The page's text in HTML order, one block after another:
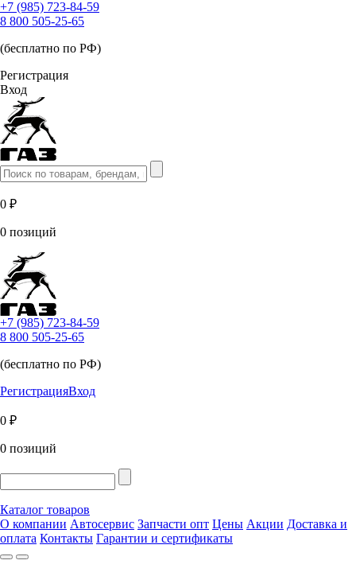
+7 (985) 723-84-59
8 800 505-25-65
(бесплатно по РФ)
Регистрация
Вход
0 ₽
0 позиций
+7 (985) 723-84-59
8 800 505-25-65
(бесплатно по РФ)
РегистрацияВход
0 ₽
0 позиций
Каталог товаров
О компании Автосервис Запчасти опт Цены Акции Доставка и
оплата Контакты Гарантии и сертификаты